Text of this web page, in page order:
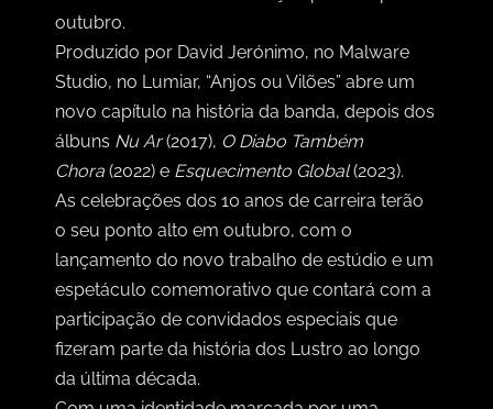
outubro.
Produzido por David Jerónimo, no Malware
Studio, no Lumiar, “Anjos ou Vilões” abre um
novo capítulo na história da banda, depois dos
álbuns Nu Ar(2017), O Diabo Também
Chora (2022) e Esquecimento Global(2023).
As celebrações dos 10 anos de carreira terão
o seu ponto alto em outubro, com o
lançamento do novo trabalho de estúdio e um
espetáculo comemorativo que contará com a
participação de convidados especiais que
fizeram parte da história dos Lustro ao longo
da última década.